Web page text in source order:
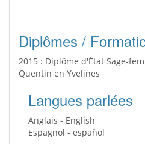
Diplômes /
2015 : Diplôme d'État Sage-
Quentin en Yvelines
Langues parlées
Anglais - English
Espagnol - español